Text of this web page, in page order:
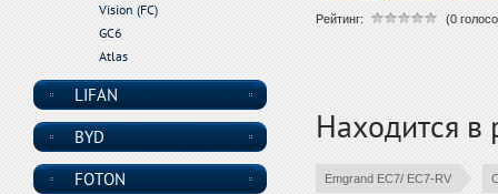
Рейтинг: (0
Находится в
Emgrand EC7/ EC7-RV
Vision (FC)
GC6
Atlas
LIFAN
BYD
FOTON